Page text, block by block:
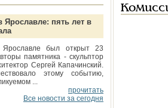
Ярославле: пять лет в
был открыт 23
памятника - скульптор
Сергей Капачинский.
этому событию,
...
прочитать
Все новости за сегодня